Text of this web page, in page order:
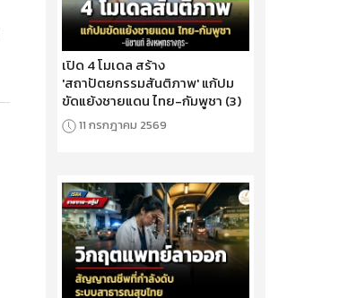
เปิด 4 โมเดล สร้าง
'สถาปัตยกรรมสันติภาพ' แก้ปม
ขัดแย้งชายแดน ไทย-กัมพูชา (3)
11 กรกฎาคม 2569